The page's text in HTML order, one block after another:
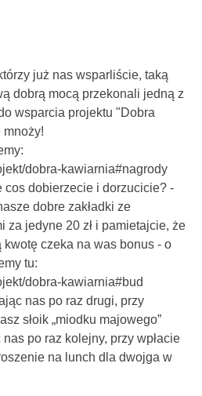
już nas wsparliście, taką
dobrą mocą przekonali jedną z
wsparcia projektu "Dobra
mnoży!
dobra-kawiarnia#nagrody
cos dobierzecie i dorzucicie? -
dobre zakładki ze
za jedyne 20 zł i pamietajcie, że
kwotę czeka na was bonus - o
tu:
dobra-kawiarnia#bud
nas po raz drugi, przy
słoik „miodku majowego”
po raz kolejny, przy wpłacie
na lunch dla dwojga w